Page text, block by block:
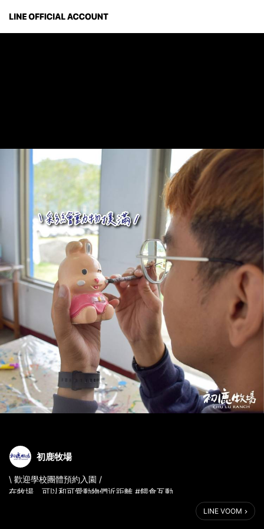
初鹿牧場
\ 歡迎學校團體預約入園 /
在牧場，可以和可愛動物們近距離 #餵食互動 ，
團體入園也可以預約 #園區導覽 ，帶你深入了解牧場🐄
LINE VOOM